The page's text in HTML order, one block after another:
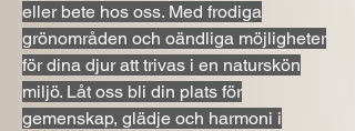
eller bete hos oss. Med frodiga
grönområden och oändliga möjligheter
för dina djur att trivas i en naturskön
miljö. Låt oss bli din plats för
gemenskap, glädje och harmoni i